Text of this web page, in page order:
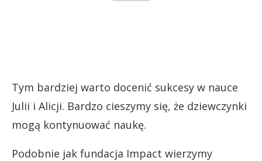
Tym bardziej warto docenić sukcesy w nauce
Julii i Alicji. Bardzo cieszymy się, że dziewczynki
mogą kontynuować naukę.
Podobnie jak fundacja Impact wierzymy